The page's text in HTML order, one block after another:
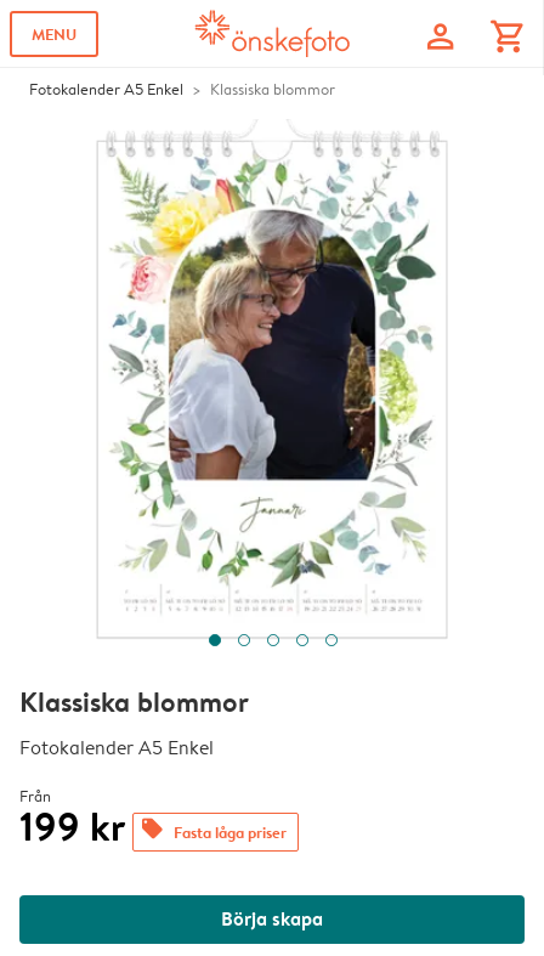
MENU profile shopping_cart
Fotokalender A5 Enkel Klassiska blommor
Klassiska blommor
Fotokalender A5 Enkel
Från
199 kr offers Fasta låga priser
Börja skapa